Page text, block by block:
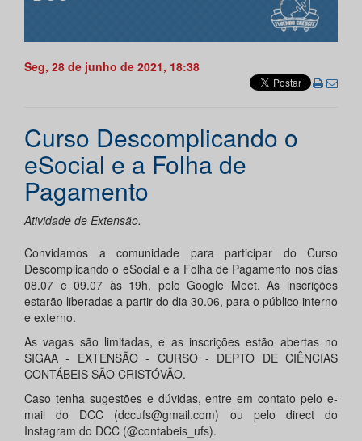
Seg, 28 de junho de 2021, 18:38
Curso Descomplicando o
eSocial e a Folha de
Pagamento
Atividade de Extensão.
Convidamos a comunidade para participar do Curso
Descomplicando o eSocial e a Folha de Pagamento nos dias
08.07 e 09.07 às 19h, pelo Google Meet. As inscrições
estarão liberadas a partir do dia 30.06, para o público interno
e externo.
As vagas são limitadas, e as inscrições estão abertas no
SIGAA - EXTENSÃO - CURSO - DEPTO DE CIÊNCIAS
CONTÁBEIS SÃO CRISTÓVÃO.
Caso tenha sugestões e dúvidas, entre em contato pelo e-
mail do DCC (dccufs@gmail.com) ou pelo direct do
Instagram do DCC (@contabeis_ufs).